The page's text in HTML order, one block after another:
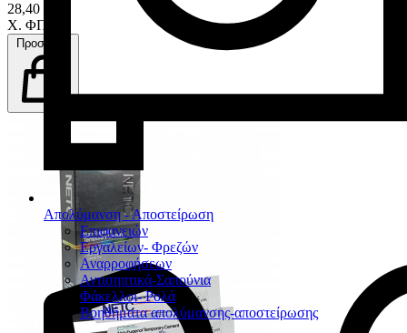
Απολύμανση - Αποστείρωση
Επιφανειών
Εργαλείων- Φρεζών
Αναρροφήσεων
Αντισηπτικά-Σαπούνια
Φάκελλοι- Ρολά
Βοηθήματα απολύμανσης-αποστείρωσης
28,40 €
Χ. ΦΠΑ
Προσθήκη